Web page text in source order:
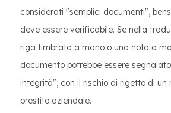
considerati "semplici documenti",
deve essere verificabile. Se nella
riga timbrata a mano o una nota a
documento potrebbe essere
integrità", con il rischio di rigetto di un
prestito aziendale.